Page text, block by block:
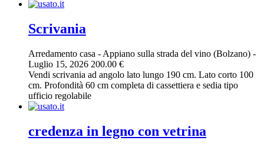
Scrivania
Arredamento casa - Appiano sulla strada del vino (Bolzano) -
Luglio 15, 2026 200.00 €
Vendi scrivania ad angolo lato lungo 190 cm. Lato corto 100
cm. Profondità 60 cm completa di cassettiera e sedia tipo
ufficio regolabile
credenza in legno con vetrina